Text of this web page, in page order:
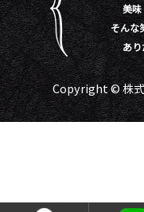
美味
そんな
あり
Copyright © 株